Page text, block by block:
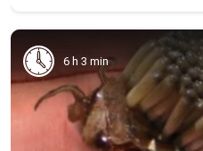
6 h 3 min